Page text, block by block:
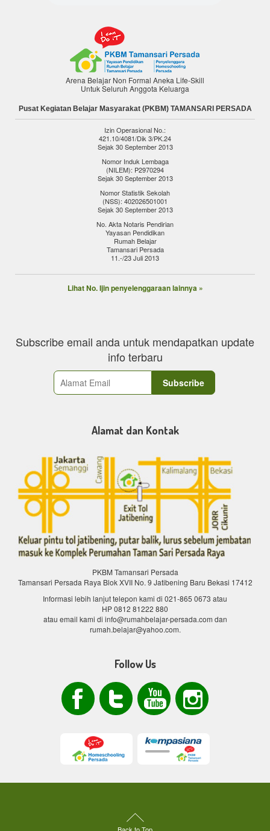
Arena Belajar Non Formal Aneka Life-Skill
Untuk Seluruh Anggota Keluarga
Pusat Kegiatan Belajar Masyarakat (PKBM) TAMANSARI PERSADA
Izin Operasional No.:
421.10/4081/Dik 3/PK.24
Sejak 30 September 2013
Nomor Induk Lembaga
(NILEM): P2970294
Sejak 30 September 2013
Nomor Statistik Sekolah
(NSS): 402026501001
Sejak 30 September 2013
No. Akta Notaris Pendirian
Yayasan Pendidikan
Rumah Belajar
Tamansari Persada
11.-/23 Juli 2013
Lihat No. Ijin penyelenggaraan lainnya »
Subscribe email anda untuk mendapatkan update
info terbaru
Alamat dan Kontak
PKBM Tamansari Persada
Tamansari Persada Raya Blok XVII No. 9 Jatibening Baru Bekasi 17412
Informasi lebih lanjut telepon kami di 021-865 0673 atau
HP 0812 81222 880
atau email kami di info@rumahbelajar-persada.com dan
rumah.belajar@yahoo.com.
Follow Us
Back to Top